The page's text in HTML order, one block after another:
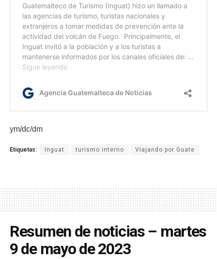
ym/dc/dm
Etiquetas: Inguat turismo interno Viajando por Guate
Resumen de noticias – martes
9 de mayo de 2023